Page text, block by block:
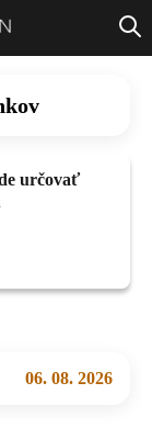
určovať
06. 08. 2026